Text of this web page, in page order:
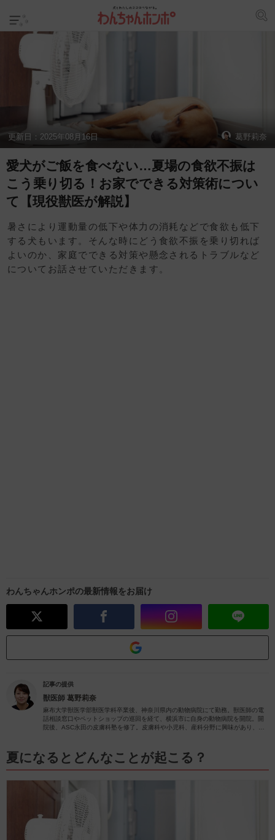
更新日： 2025年08月16日 葛野莉奈
愛犬がご飯を食べない…夏場の食欲不振は
こう乗り切る！お家でできる対策術につい
て【現役獣医が解説】
暑さにより運動量の低下や体力の消耗などで食欲も低下
する犬もいます。そんな時にどう食欲不振を乗り切れば
よいのか、家庭でできる対策や懸念されるトラブルなど
についてお話させていただきます。
わんちゃんホンポの最新情報をお届け
記事の提供
獣医師 葛野莉奈
麻布大学獣医学部獣医学科卒業後、神奈川県内の動物病院にて勤務。獣医師の電
話相談窓口やペットショップの巡回を経て、横浜市に自身の動物病院を開院。開
院後、ASC永田の皮膚科塾を修了。皮膚科や小児科、産科分野に興味があり、
夏になるとどんなことが起こる？